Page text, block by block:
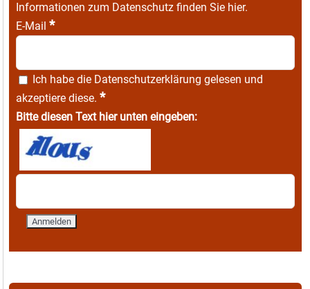
Informationen zum Datenschutz finden Sie hier.
E-Mail *
Ich habe die Datenschutzerklärung gelesen und
akzeptiere diese. *
Bitte diesen Text hier unten eingeben: